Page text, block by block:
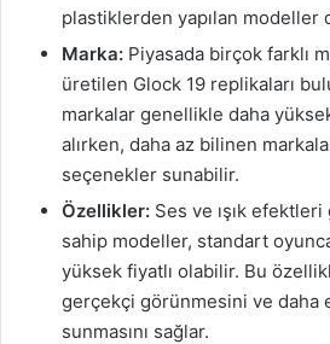
plastiklerden yapılan modeller
Marka: Piyasada birçok farklı
üretilen Glock 19 replikaları
markalar genellikle daha
alırken, daha az bilinen
seçenekler sunabilir.
Özellikler: Ses ve ışık
sahip modeller, standart
yüksek fiyatlı olabilir. Bu
gerçekçi görünmesini ve daha
sunmasını sağlar.